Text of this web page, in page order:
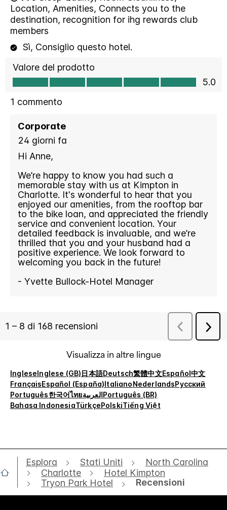
Visualizza in altre lingue
IngleseInglese (GB)日本語Deutsch繁體中文Español中文
FrançaisEspañol (España)ItalianoNederlandsРусский
Português한국어ไทยالعربيةPortuguês (BR)
Bahasa IndonesiaTürkçePolskiTiếng Việt
Esplora Stati Uniti
North Carolina
Charlotte
Hotel Kimpton
Tryon Park Hotel
Recensioni